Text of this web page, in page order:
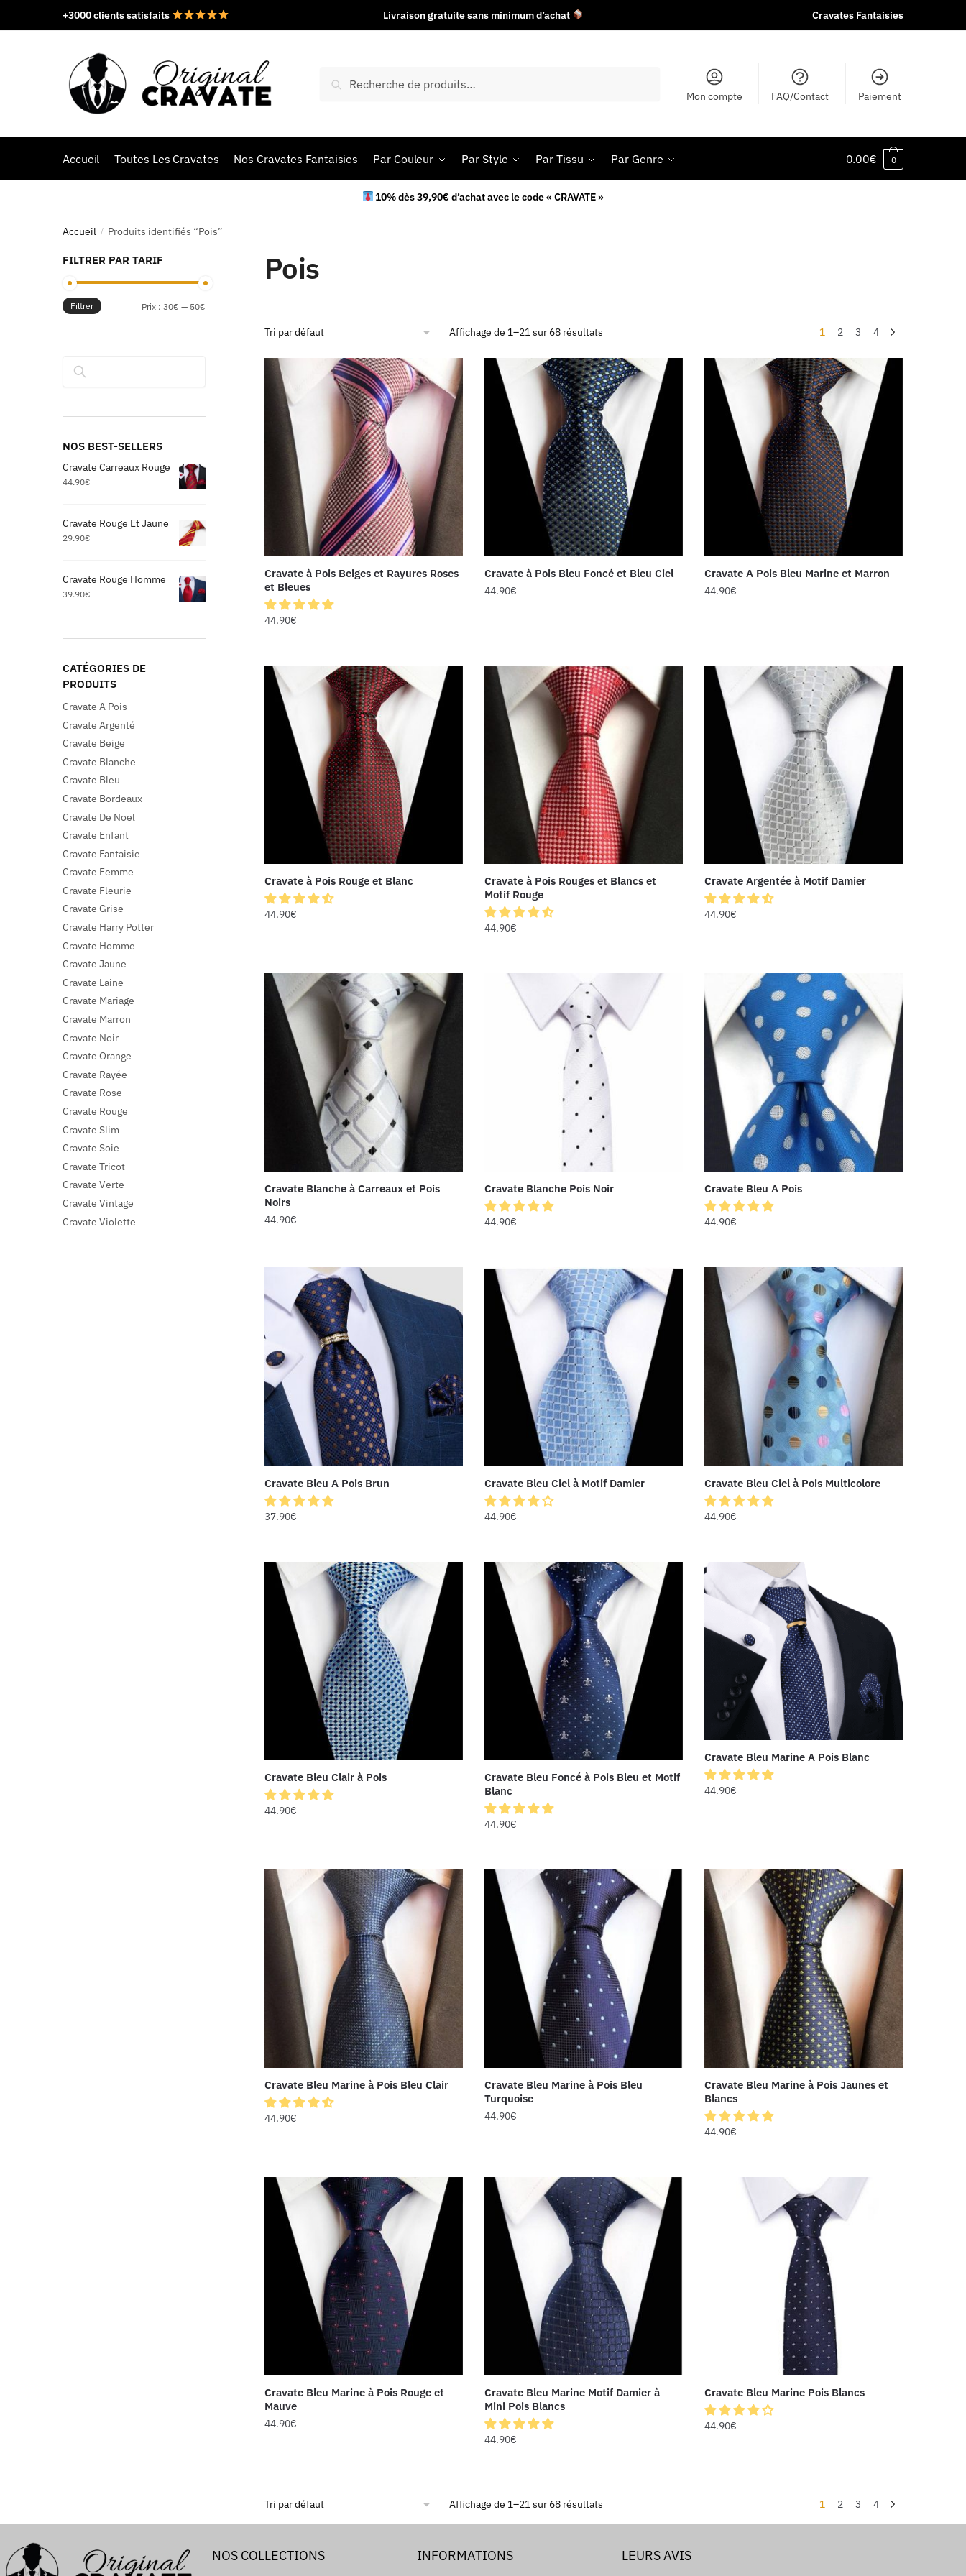
+3000 clients satisfaits Livraison gratuite sans minimum d’achat Cravates Fantaisies
Recherche
Mon compte FAQ/Contact Paiement
Accueil Toutes Les Cravates Nos Cravates Fantaisies Par Couleur Par Style Par Tissu Par Genre 0.00€ 0
10% dès 39,90€ d’achat avec le code « CRAVATE »
Accueil / Produits identifiés “Pois”
Pois
Affichage de 1–21 sur 68 résultats 1 2 3 4
Cravate à Pois Beiges et Rayures Roses
et Bleues
44.90€
Cravate à Pois Bleu Foncé et Bleu Ciel
44.90€
Cravate A Pois Bleu Marine et Marron
44.90€
Cravate à Pois Rouge et Blanc
44.90€
Cravate à Pois Rouges et Blancs et
Motif Rouge
44.90€
Cravate Argentée à Motif Damier
44.90€
Cravate Blanche à Carreaux et Pois
Noirs
44.90€
Cravate Blanche Pois Noir
44.90€
Cravate Bleu A Pois
44.90€
Cravate Bleu A Pois Brun
37.90€
Cravate Bleu Ciel à Motif Damier
44.90€
Cravate Bleu Ciel à Pois Multicolore
44.90€
Cravate Bleu Clair à Pois
44.90€
Cravate Bleu Foncé à Pois Bleu et Motif
Blanc
44.90€
Cravate Bleu Marine A Pois Blanc
44.90€
Cravate Bleu Marine à Pois Bleu Clair
44.90€
Cravate Bleu Marine à Pois Bleu
Turquoise
44.90€
Cravate Bleu Marine à Pois Jaunes et
Blancs
44.90€
Cravate Bleu Marine à Pois Rouge et
Mauve
44.90€
Cravate Bleu Marine Motif Damier à
Mini Pois Blancs
44.90€
Cravate Bleu Marine Pois Blancs
44.90€
Affichage de 1–21 sur 68 résultats 1 2 3 4
FILTRER PAR TARIF
Filtrer Prix : 30€ — 50€
NOS BEST-SELLERS
Cravate Carreaux Rouge
44.90€
Cravate Rouge Et Jaune
29.90€
Cravate Rouge Homme
39.90€
CATÉGORIES DE
PRODUITS
Cravate A Pois
Cravate Argenté
Cravate Beige
Cravate Blanche
Cravate Bleu
Cravate Bordeaux
Cravate De Noel
Cravate Enfant
Cravate Fantaisie
Cravate Femme
Cravate Fleurie
Cravate Grise
Cravate Harry Potter
Cravate Homme
Cravate Jaune
Cravate Laine
Cravate Mariage
Cravate Marron
Cravate Noir
Cravate Orange
Cravate Rayée
Cravate Rose
Cravate Rouge
Cravate Slim
Cravate Soie
Cravate Tricot
Cravate Verte
Cravate Vintage
Cravate Violette
NOS COLLECTIONS INFORMATIONS LEURS AVIS